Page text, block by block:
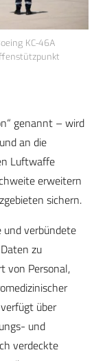
KC-46A
genannt – wird
an die
Luftwaffe
erweitern
sichern.
und verbündete
zu
von Personal,
über
und
verdeckte